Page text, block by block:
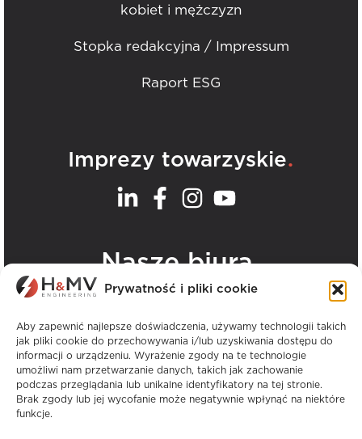
Prywatność i pliki cookie
Aby zapewnić najlepsze doświadczenia, używamy technologii takich
jak pliki cookie do przechowywania i/lub uzyskiwania dostępu do
informacji o urządzeniu. Wyrażenie zgody na te technologie
umożliwi nam przetwarzanie danych, takich jak zachowanie
podczas przeglądania lub unikalne identyfikatory na tej stronie.
Brak zgody lub jej wycofanie może negatywnie wpłynąć na niektóre
funkcje.
kobiet i mężczyzn
Stopka redakcyjna / Impressum
Raport ESG
Imprezy towarzyskie.
Nasze biura.